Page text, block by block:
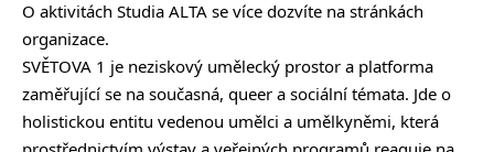
O aktivitách Studia ALTA se více dozvíte na stránkách
organizace.
SVĚTOVA 1 je neziskový umělecký prostor a platforma
zaměřující se na současná, queer a sociální témata. Jde o
holistickou entitu vedenou umělci a umělkyněmi, která